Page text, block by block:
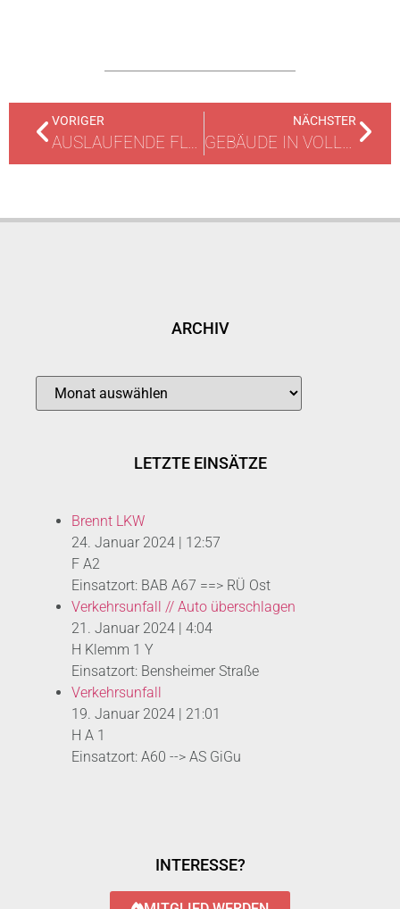
VORIGER
AUSLAUFENDE FLÜSSIGKEIT
NÄCHSTER
GEBÄUDE IN VOLLBRAND
ARCHIV
LETZTE EINSÄTZE
Brennt LKW
24. Januar 2024 | 12:57
F A2
Einsatzort: BAB A67 ==> RÜ Ost
Verkehrsunfall // Auto überschlagen
21. Januar 2024 | 4:04
H Klemm 1 Y
Einsatzort: Bensheimer Straße
Verkehrsunfall
19. Januar 2024 | 21:01
H A 1
Einsatzort: A60 --> AS GiGu
INTERESSE?